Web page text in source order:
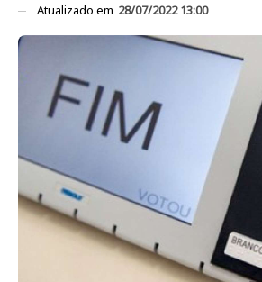
Atualizado em 28/07/2022 13:00